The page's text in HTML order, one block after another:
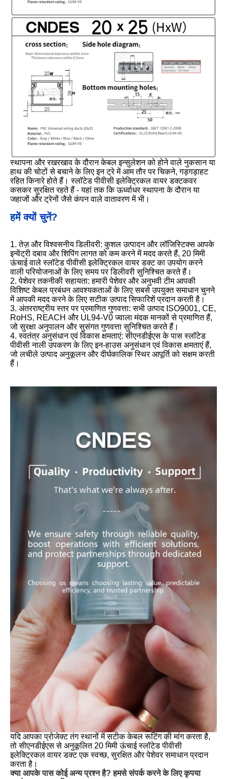
स्थापना और रखरखाव के दौरान केबल इन्सुलेशन को होने वाले नुकसान या
हाथ की चोटों से बचाने के लिए इन ट्रे में आम तौर पर चिकने, गड़गड़ाहट
रहित किनारे होते हैं। स्लॉटेड पीवीसी इलेक्ट्रिकल वायर डक्टकवर
कसकर सुरक्षित रहते हैं - यहां तक ​​कि ऊर्ध्वाधर स्थापना के दौरान या
जहाजों और ट्रेनों जैसे कंपन वाले वातावरण में भी।
हमें क्यों चुनें?
1. तेज़ और विश्वसनीय डिलीवरी: कुशल उत्पादन और लॉजिस्टिक्स आपके
इन्वेंट्री दबाव और शिपिंग लागत को कम करने में मदद करते हैं, 20 मिमी
ऊंचाई वाले स्लॉटेड पीवीसी इलेक्ट्रिकल वायर डक्ट का उपयोग करने
वाली परियोजनाओं के लिए समय पर डिलीवरी सुनिश्चित करते हैं।
2. पेशेवर तकनीकी सहायता: हमारी पेशेवर और अनुभवी टीम आपकी
विशिष्ट केबल प्रबंधन आवश्यकताओं के लिए सबसे उपयुक्त समाधान चुनने
में आपकी मदद करने के लिए सटीक उत्पाद सिफारिशें प्रदान करती है।
3. अंतरराष्ट्रीय स्तर पर प्रमाणित गुणवत्ता: सभी उत्पाद ISO9001, CE,
RoHS, REACH और UL94-V0 ज्वाला मंदक मानकों से प्रमाणित हैं,
जो सुरक्षा अनुपालन और सुसंगत गुणवत्ता सुनिश्चित करते हैं।
4. स्वतंत्र अनुसंधान एवं विकास क्षमताएं: सीएनडीईएस के पास स्लॉटेड
पीवीसी नाली उपकरण के लिए इन-हाउस अनुसंधान एवं विकास क्षमताएं हैं,
जो लचीले उत्पाद अनुकूलन और दीर्घकालिक स्थिर आपूर्ति को सक्षम करती
हैं।
यदि आपका प्रोजेक्ट तंग स्थानों में सटीक केबल रूटिंग की मांग करता है,
तो सीएनडीईएस से अनुकूलित 20 मिमी ऊंचाई स्लॉटेड पीवीसी
इलेक्ट्रिकल वायर डक्ट एक स्वच्छ, सुरक्षित और पेशेवर समाधान प्रदान
करता है।
क्या आपके पास कोई अन्य प्रश्न है? हमसे संपर्क करने के लिए कृपया